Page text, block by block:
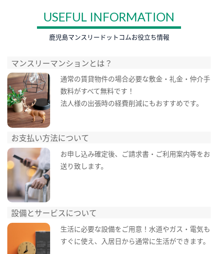
USEFUL INFORMATION
鹿児島マンスリードットコムお役立ち情報
マンスリーマンションとは？
通常の賃貸物件の場合必要な敷金・礼金・仲介手
数料がすべて無料です！
法人様の出張時の経費削減にもおすすめです。
お支払い方法について
お申し込み確定後、ご請求書・ご利用案内等をお
送り致します。
設備とサービスについて
生活に必要な設備をご用意！水道やガス・電気も
すぐに使え、入居日から通常に生活ができます。